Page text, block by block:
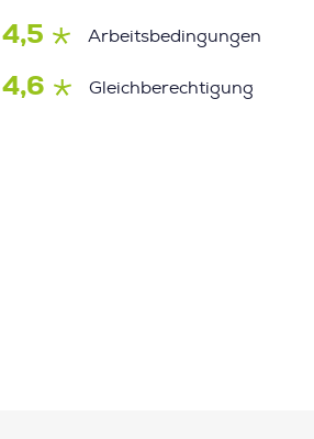
4,5 Arbeitsbedingungen
4,6 Gleichberechtigung